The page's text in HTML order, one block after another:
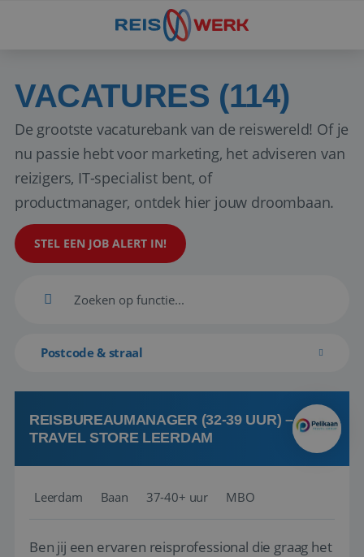
VACATURES (114)
De grootste vacaturebank van de reiswereld! Of je
nu passie hebt voor marketing, het adviseren van
reizigers, IT-specialist bent, of
productmanager, ontdek hier jouw droombaan.
STEL EEN JOB ALERT IN!
Postcode & straal
REISBUREAUMANAGER (32-39 UUR) –
TRAVEL STORE LEERDAM
Leerdam Baan 37-40+ uur MBO
Ben jij een ervaren reisprofessional die graag het